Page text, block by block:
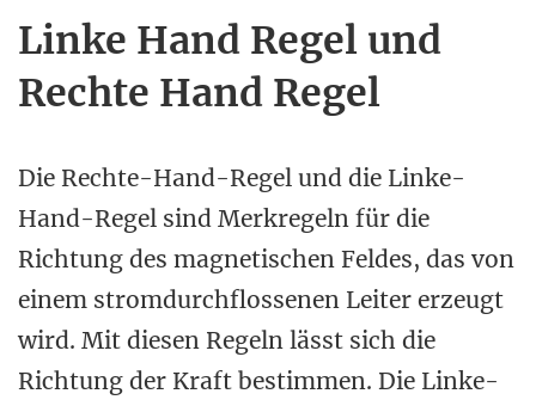
Linke Hand Regel und
Rechte Hand Regel
Die Rechte-Hand-Regel und die Linke-
Hand-Regel sind Merkregeln für die
Richtung des magnetischen Feldes, das von
einem stromdurchflossenen Leiter erzeugt
wird. Mit diesen Regeln lässt sich die
Richtung der Kraft bestimmen. Die Linke-